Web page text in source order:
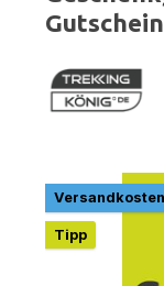
Bildergalerie
Tipp